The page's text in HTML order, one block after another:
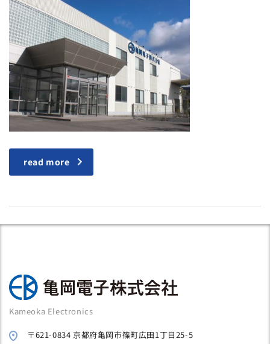
read more
Kameoka Electronics
〒621-0834 京都府亀岡市篠町広田1丁目25-5